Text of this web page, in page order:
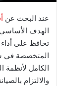
عند البحث عن
الهدف
تحافظ على
المتخصصة في
الكامل لأنظمة
والالتزام